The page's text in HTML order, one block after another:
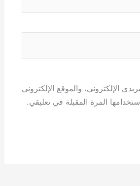
الإلكتروني، والموقع الإلكتروني
المرة المقبلة في تعليقي.